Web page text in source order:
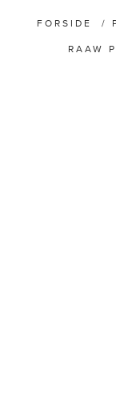
FORSIDE /
RAAW